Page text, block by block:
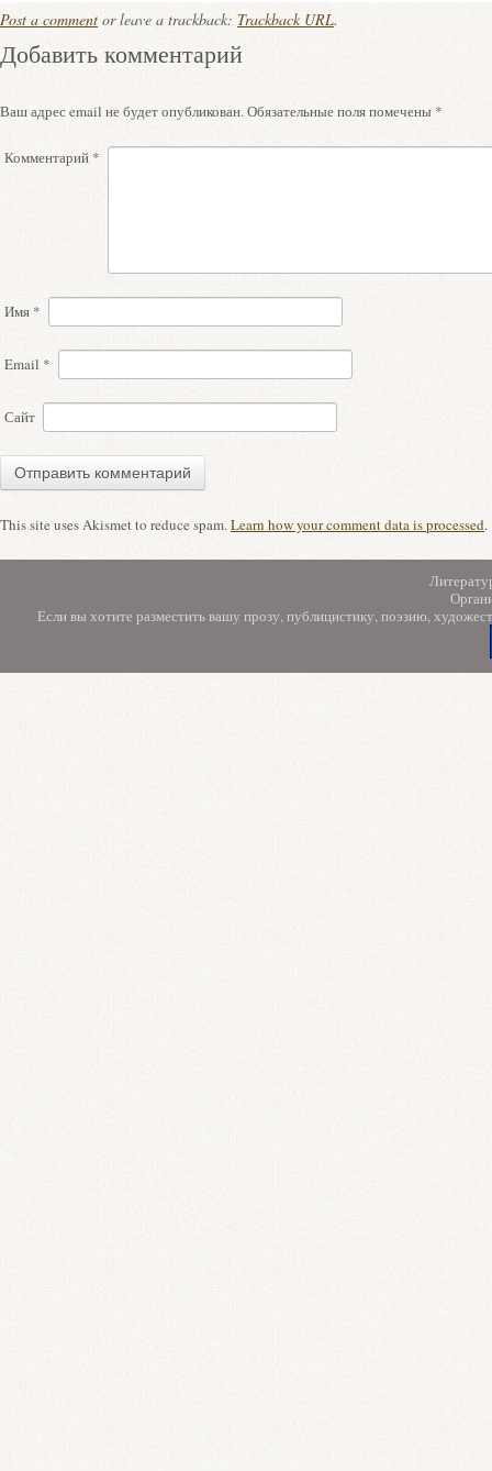
Post a comment or leave a trackback: Trackback URL.
Добавить комментарий
Ваш адрес email не будет опубликован.Обязательные поля помечены *
Комментарий *
Имя *
Email *
Сайт
This site uses Akismet to reduce spam.Learn how your comment data is processed.
Если вы хотите разместить вашу прозу, публицистику, поэзию,